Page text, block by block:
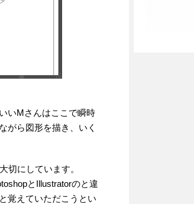
いMさんはここで瞬時
がら図形を描き、いく
切にしています。
とIllustratorのと違
覚えていただこうとい